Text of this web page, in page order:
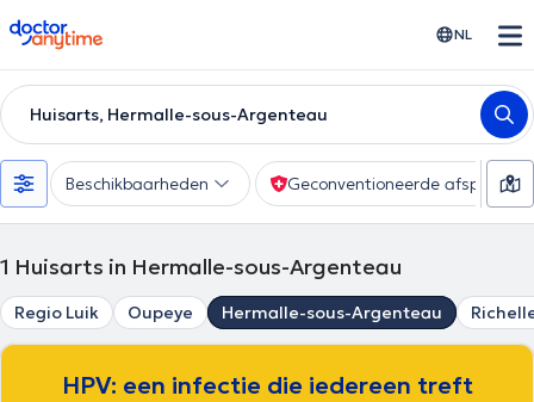
doctoranytime NL
Huisarts, Hermalle-sous-Argenteau
Beschikbaarheden Geconventioneerde afspraak
1 Huisarts in Hermalle-sous-Argenteau
Regio Luik Oupeye Hermalle-sous-Argenteau
HPV: een infectie die iedereen treft